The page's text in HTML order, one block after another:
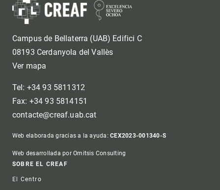
Campus de Bellaterra (UAB) Edifici C
08193 Cerdanyola del Vallès
Ver mapa
Tel: +34 93 5811312
Fax: +34 93 5814151
contacte@creaf.uab.cat
Web elaborada gracias a la ayuda:CEX2023-001340-S
Web desarrollada por Omitsis Consulting
Footer
SOBRE EL CREAF
El Centro